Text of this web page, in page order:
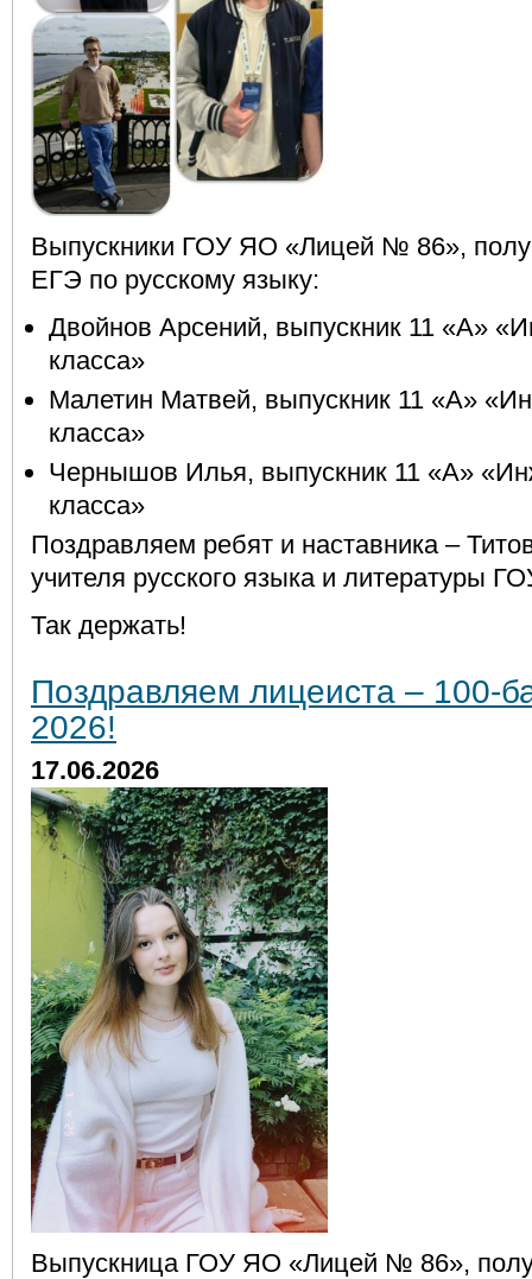
Выпускники ГОУ ЯО «Лицей № 86»,
ЕГЭ по русскому языку:
Двойнов Арсений, выпускник 11 «А»
класса»
Малетин Матвей, выпускник 11 «А»
класса»
Чернышов Илья, выпускник 11 «А»
класса»
Поздравляем ребят и наставника –
учителя русского языка и литературы
Так держать!
Поздравляем лицеиста – 100-
2026!
17.06.2026
Выпускница ГОУ ЯО «Лицей № 86»,